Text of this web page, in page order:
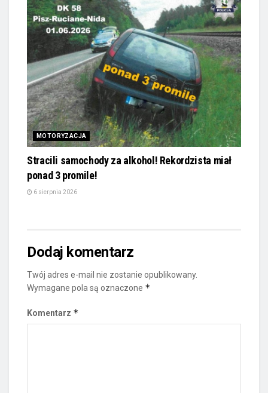
MOTORYZACJA
Stracili samochody za alkohol! Rekordzista miał
ponad 3 promile!
6 sierpnia 2026
Dodaj komentarz
Twój adres e-mail nie zostanie opublikowany.
Wymagane pola są oznaczone *
Komentarz *